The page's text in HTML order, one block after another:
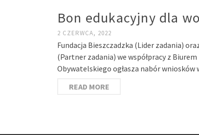
Bon edukacyjny dla
2 CZERWCA, 2022
Fundacja Bieszczadzka (Lider zadania)
(Partner zadania) we współpracy z
Obywatelskiego ogłasza nabór wniosków
READ MORE